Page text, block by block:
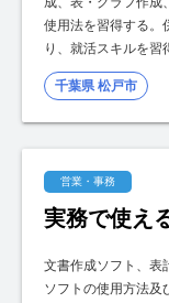
使用法を習得する。
り、就活スキルを習
千葉県 松戸市
営業・事務
実務で使え
文書作成ソフト、表
ソフトの使用方法及